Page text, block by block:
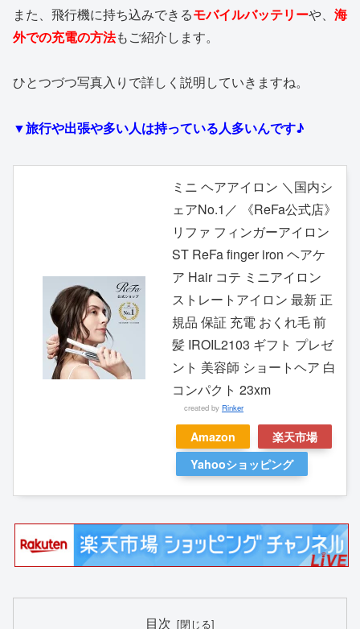
また、飛行機に持ち込みできるモバイルバッテリーや、 海
外での充電の方法もご紹介します。
ひとつづつ写真入りで詳しく説明していきますね。
▼旅行や出張や多い人は持っている人多いんです♪
ミニ ヘアアイロン ＼国内シ
ェアNo.1／ 《ReFa公式店》
リファ フィンガーアイロン
ST ReFa finger iron ヘアケ
ア Hair コテ ミニアイロン
ストレートアイロン 最新 正
規品 保証 充電 おくれ毛 前
髪 IROIL2103 ギフト プレゼ
ント 美容師 ショートヘア 白
コンパクト 23xm
created by Rinker
Amazon
楽天市場
Yahooショッピング
目次